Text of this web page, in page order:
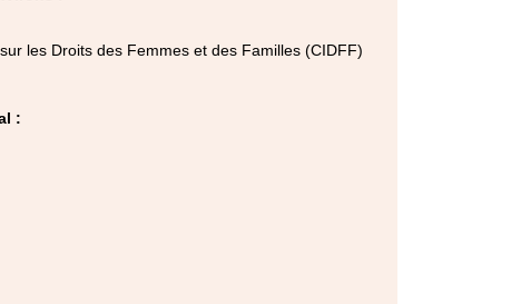
les Droits des Femmes et des Familles (CIDFF)
: